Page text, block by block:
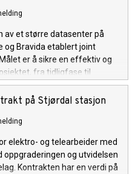
av et større datasenter på
og Bravida etablert joint
er å sikre en effektiv og
fra tidligfase til
på Stjørdal stasjon
elektro- og telearbeider med
oppgraderingen og utvidelsen
Kontrakten har en verdi på